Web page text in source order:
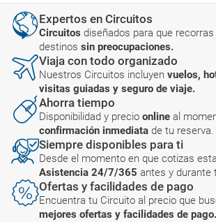
Expertos en Circuitos
Circuitos diseñados para que
destinos sin preocupaciones.
Viaja con todo organizado
Nuestros Circuitos incluyen vuelos,
visitas guiadas y seguro de viaje.
Ahorra tiempo
Disponibilidad y precio online al
confirmación inmediata de tu reserva.
Siempre disponibles para ti
Desde el momento en que cotizas
Asistencia 24/7/365 antes y durante
Ofertas y facilidades de pago
Encuentra tu Circuito al precio que
mejores ofertas y facilidades de pago.